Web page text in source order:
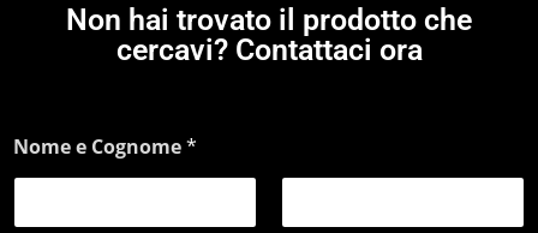
Non hai trovato il prodotto che
cercavi? Contattaci ora
Nome e Cognome*